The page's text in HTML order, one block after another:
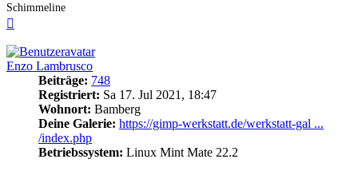
Schimmeline
Enzo Lambrusco
Beiträge: 748
Registriert: Sa 17. Jul 2021, 18:47
Wohnort: Bamberg
Deine Galerie: https://gimp-werkstatt.de/werkstatt-gal ...
/index.php
Betriebssystem: Linux Mint Mate 22.2